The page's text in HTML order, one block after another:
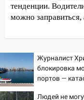
11:38 В
ЕГЭ с 2027
площадках
11:20
Валерия
тенденции.
можно заправиться,
Журналист
блокировка
портов —
Людей не